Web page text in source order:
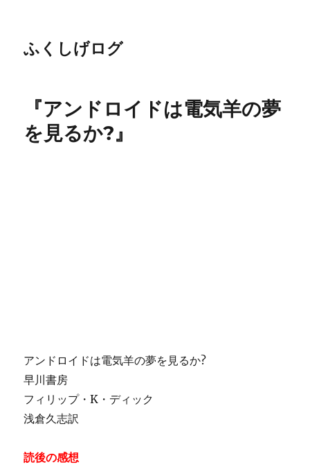
ふくしげログ
『アンドロイドは電気羊の夢
を見るか?』
アンドロイドは電気羊の夢を見るか?
早川書房
フィリップ・K・ディック
浅倉久志訳
読後の感想